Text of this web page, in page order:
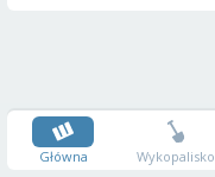
Główna Wykopalisko